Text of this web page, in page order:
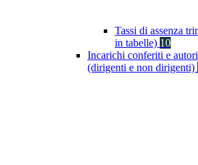
Tassi di assenza
in tabelle) 10
Incarichi conferiti e
(dirigenti e non dirigenti)